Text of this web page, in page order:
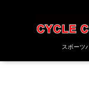
スポーツ